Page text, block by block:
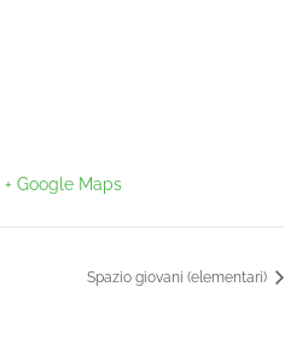
+ Google Maps
Spazio giovani (elementari)